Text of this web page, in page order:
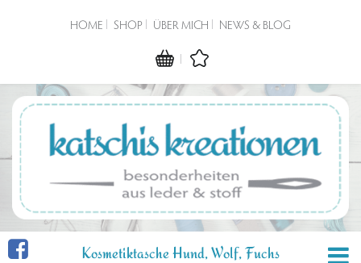
HOME SHOP ÜBER MICH NEWS & BLOG
Kosmetiktasche Hund, Wolf, Fuchs